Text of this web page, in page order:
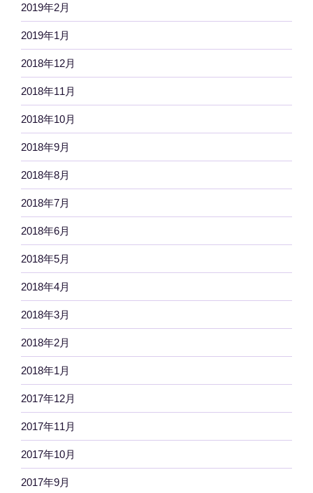
2019年2月
2019年1月
2018年12月
2018年11月
2018年10月
2018年9月
2018年8月
2018年7月
2018年6月
2018年5月
2018年4月
2018年3月
2018年2月
2018年1月
2017年12月
2017年11月
2017年10月
2017年9月